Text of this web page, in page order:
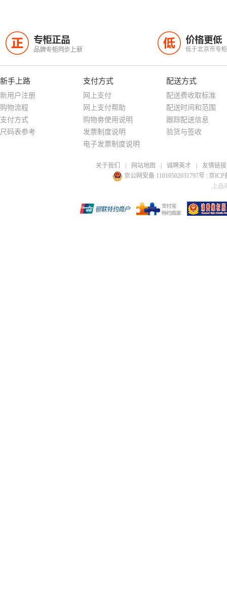
正 专柜正品
品牌专柜同步上新
低 价格更低
低于北京市专
新手上路
新用户注册
购物流程
支付方式
尺码表参考
支付方式
网上支付
网上支付帮助
购物劵使用说明
发票制度说明
电子发票制度说明
配送方式
配送费收取标准
配送时间和范围
跟踪配送信息
验货与签收
关于我们 网站地图 诚聘英才
友情链接
京公网安备 11010502031797号
京ICP
上品